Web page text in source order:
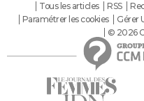
Tous les articles
RSS
Paramétrer les cookies
Gérer
© 2026